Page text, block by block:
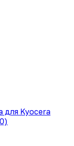
для Kyocera